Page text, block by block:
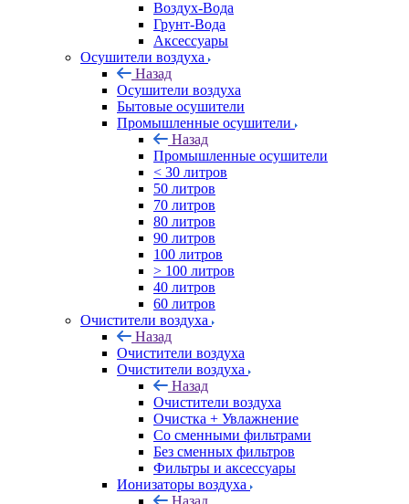
Воздух-Вода
Грунт-Вода
Аксессуары
Осушители воздуха
Назад
Осушители воздуха
Бытовые осушители
Промышленные осушители
Назад
Промышленные осушители
< 30 литров
50 литров
70 литров
80 литров
90 литров
100 литров
> 100 литров
40 литров
60 литров
Очистители воздуха
Назад
Очистители воздуха
Очистители воздуха
Назад
Очистители воздуха
Очистка + Увлажнение
Cо сменными фильтрами
Без сменных фильтров
Фильтры и аксессуары
Ионизаторы воздуха
Назад